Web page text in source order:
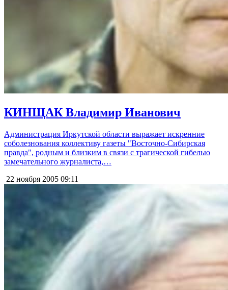
КИНЩАК Владимир Иванович
Администрация Иркутской области выражает искренние
соболезнования коллективу газеты "Восточно-Сибирская
правда", родным и близким в связи с трагической гибелью
замечательного журналиста,…
22 ноября 2005 09:11